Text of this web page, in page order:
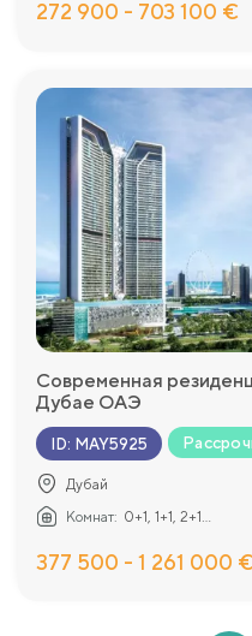
272 900 - 703 100 €
Современная
Дубае ОАЭ
ID: MAY5925
Дубай
Комнат: 0+1, 1+1, 2+1...
377 500 - 1 261 000 €